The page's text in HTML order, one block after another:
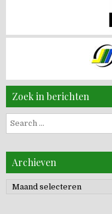
Zoek in berichten
Search
for:
Archieven
Archieven